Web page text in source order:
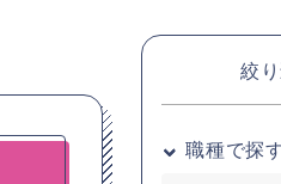
絞
職種で探